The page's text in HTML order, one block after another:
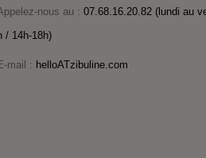
nous au :07.68.16.20.82 (lundi au
/ 14h-18h)
mail : helloATzibuline.com